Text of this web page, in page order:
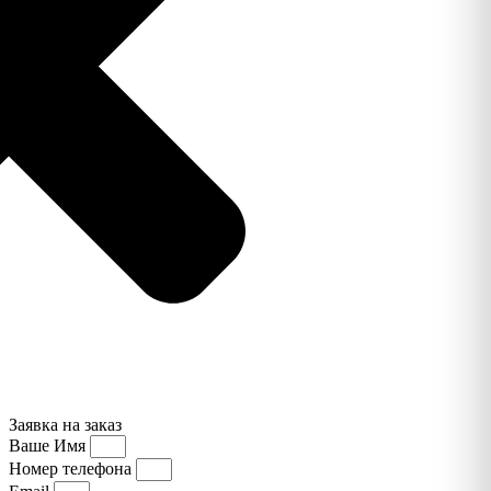
Заявка на заказ
Ваше Имя
Номер телефона